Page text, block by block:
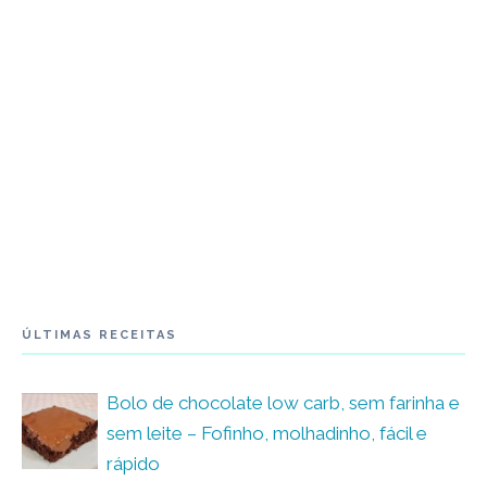
ÚLTIMAS RECEITAS
Bolo de chocolate low carb, sem farinha e
sem leite – Fofinho, molhadinho, fácil e
rápido